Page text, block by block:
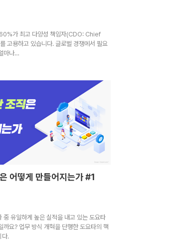
가 최고 다양성 책임자(CDO: Chief
용하고 있습니다. 글로벌 경쟁에서 필요
마나…
어떻게 만들어지는가 #1
중 유일하게 높은 실적을 내고 있는 도요타
까요? 업무 방식 개혁을 단행한 도요타의 핵
다.